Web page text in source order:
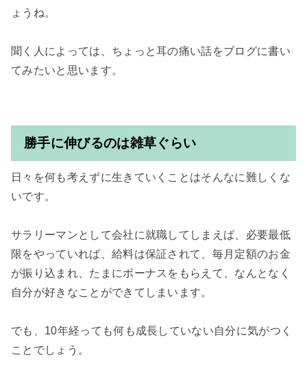
ょうね。
聞く人によっては、ちょっと耳の痛い話をブログに書い
勝手に伸びるのは雑草ぐらい
日々を何も考えずに生きていくことはそんなに難しくな
いです。
サラリーマンとして会社に就職してしまえば、必要最低
限をやっていれば、給料は保証されて、毎月定額のお金
が振り込まれ、たまにボーナスをもらえて、なんとなく
自分が好きなことができてしまいます。
でも、10年経っても何も成長していない自分に気がつく
ことでしょう。